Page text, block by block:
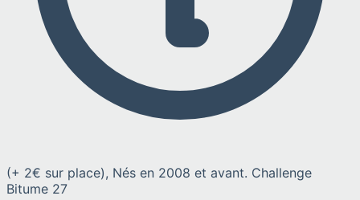
(+ 2€ sur place), Nés en 2008 et avant. Challenge
Bitume 27